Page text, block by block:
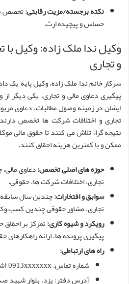
نکته برجسته/مزیت رقابتی:تخصص
حساس و پیچیده ارث.
وکیل ندا ملک زاده: وکیل با
و تجاری
سرکار خانم ندا ملک زاده، وکیل پایه یک
پیگیری دعاوی مالی و تجاری، یکی دیگر
ایشان در زمینه وصول مطالبات، دعاوی
تجاری و اختلافات شرکت ها تخصص
نتیجه گرا، تلاش می کنند تا حقوق مالی
ممکن و با کمترین هزینه احقاق کنند.
حوزه های اصلی تخصص:دعاوی
تجاری، اختلافات شرکت ها، حقوقی.
سوابق و افتخارات:چندین سال سابقه
تجاری، مشاور حقوقی چندین کسب
رویکرد و شیوه کاری:تمرکز بر
پیگیری پرونده ها، ارائه راهکارهای
راه های ارتباطی:
شماره تماس: 0913xxxxxxx (شماره فرضی)